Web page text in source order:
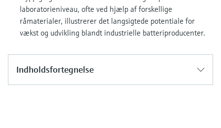
laboratorieniveau, ofte ved hjælp af forskellige
råmaterialer, illustrerer det langsigtede potentiale for
vækst og udvikling blandt industrielle batteriproducenter.
Indholdsfortegnelse